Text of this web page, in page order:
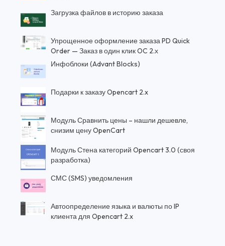
Загрузка файлов в историю заказа
Упрощенное оформление заказа PD Quick
Order — Заказ в один клик OC 2.х
Инфоблоки (Advant Blocks)
Подарки к заказу Opencart 2.x
Модуль Сравнить цены – нашли дешевле,
снизим цену OpenCart
Модуль Стена категорий Opencart 3.0 (своя
разработка)
СМС (SMS) уведомления
Автоопределение языка и валюты по IP
клиента для Opencart 2.x